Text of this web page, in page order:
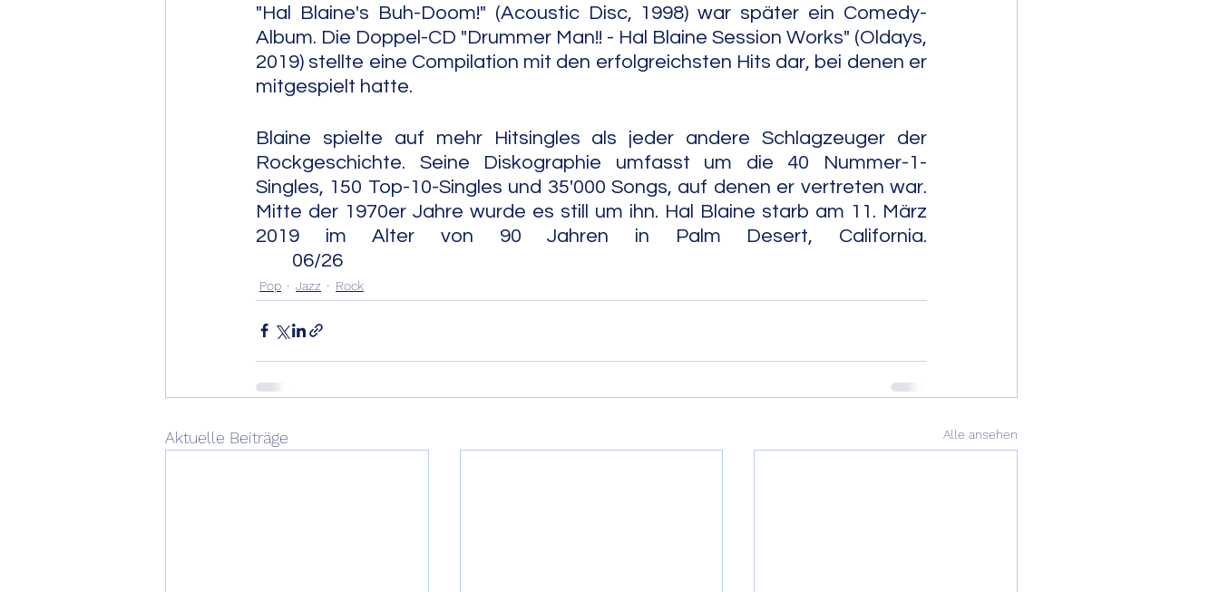
"Hal Blaine's Buh-Doom!" (Acoustic Disc, 1998) war später ein Comedy-
Album. Die Doppel-CD "Drummer Man!! - Hal Blaine Session Works" (Oldays,
2019) stellte eine Compilation mit den erfolgreichsten Hits dar, bei denen er
mitgespielt hatte.
Blaine spielte auf mehr Hitsingles als jeder andere Schlagzeuger der
Rockgeschichte. Seine Diskographie umfasst um die 40 Nummer-1-
Singles, 150 Top-10-Singles und 35'000 Songs, auf denen er vertreten war.
Mitte der 1970er Jahre wurde es still um ihn. Hal Blaine starb am 11. März
2019 im Alter von 90 Jahren in Palm Desert, California.
06/26
Pop Jazz Rock
Aktuelle Beiträge Alle ansehen